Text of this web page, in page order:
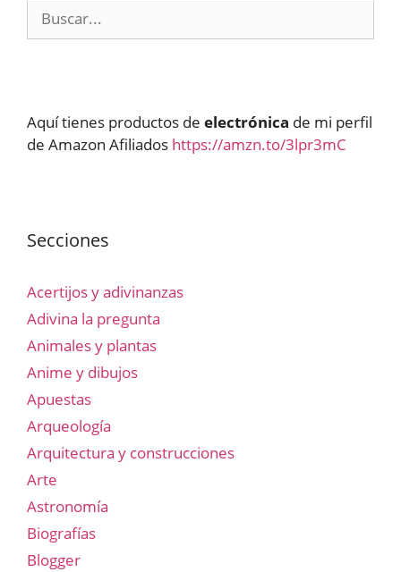
Aquí tienes productos de electrónica de mi perfil
de Amazon Afiliados https://amzn.to/3lpr3mC
Secciones
Acertijos y adivinanzas
Adivina la pregunta
Animales y plantas
Anime y dibujos
Apuestas
Arqueología
Arquitectura y construcciones
Arte
Astronomía
Biografías
Blogger